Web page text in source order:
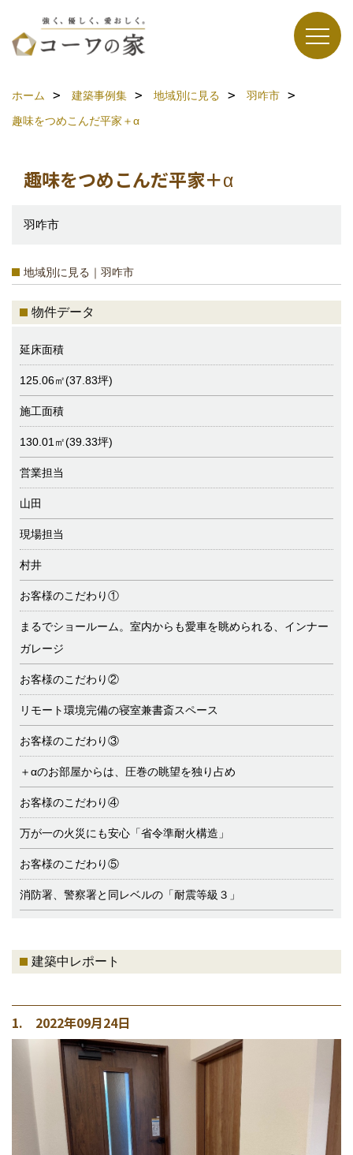
ホーム 建築事例集 地域別に見る
羽咋市
趣味をつめこんだ平家＋α
趣味をつめこんだ平家＋α
羽咋市
地域別に見る｜羽咋市
物件データ
延床面積
125.06㎡(37.83坪)
施工面積
130.01㎡(39.33坪)
営業担当
山田
現場担当
村井
お客様のこだわり①
まるでショールーム。室内からも愛車を眺められる、インナー
ガレージ
お客様のこだわり②
リモート環境完備の寝室兼書斎スペース
お客様のこだわり③
＋αのお部屋からは、圧巻の眺望を独り占め
お客様のこだわり④
万が一の火災にも安心「省令準耐火構造」
お客様のこだわり⑤
消防署、警察署と同レベルの「耐震等級３」
建築中レポート
1. 2022年09月24日